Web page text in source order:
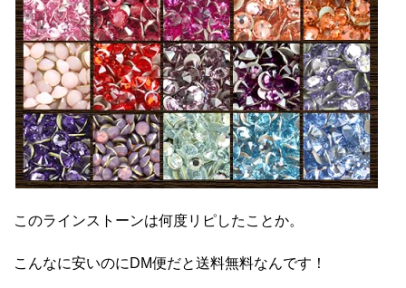
このラインストーンは何度リピしたことか。
こんなに安いのにDM便だと送料無料なんです！